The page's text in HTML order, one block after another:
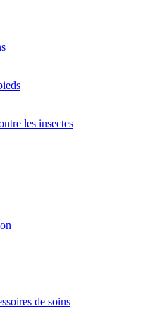
les insectes
de soins